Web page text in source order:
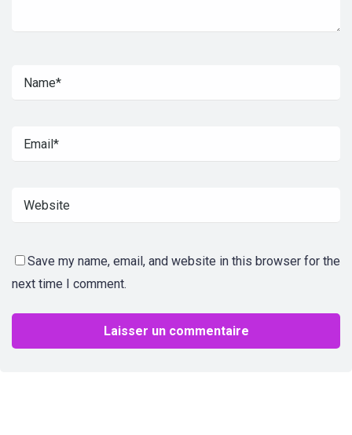
Save my name, email, and website in this browser for the
next time I comment.